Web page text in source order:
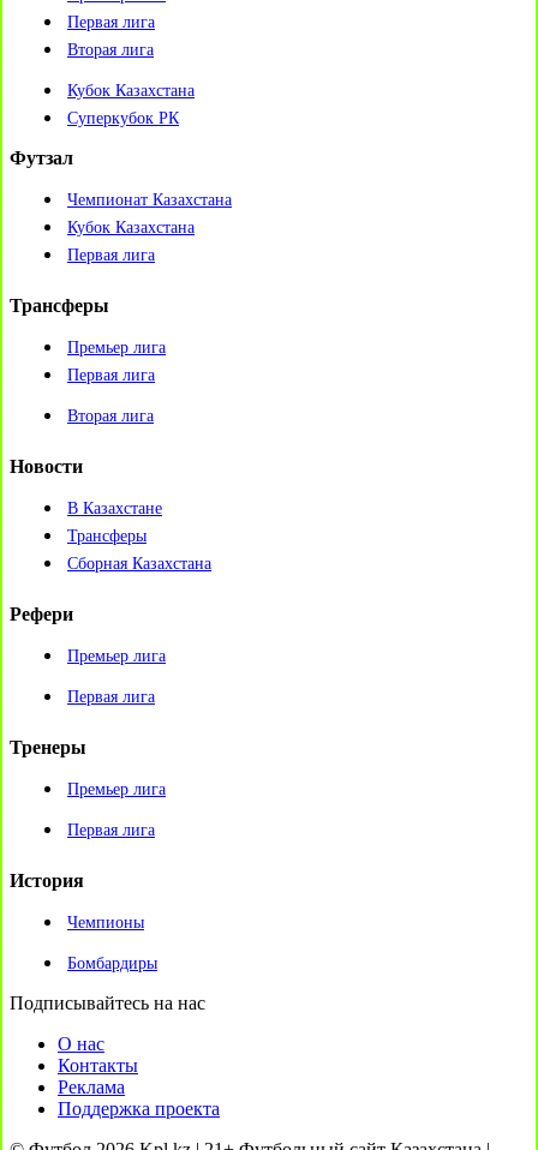
Первая лига
Вторая лига
Кубок Казахстана
Суперкубок РК
Футзал
Чемпионат Казахстана
Кубок Казахстана
Первая лига
Трансферы
Премьер лига
Первая лига
Вторая лига
Новости
В Казахстане
Трансферы
Сборная Казахстана
Рефери
Премьер лига
Первая лига
Тренеры
Премьер лига
Первая лига
История
Чемпионы
Бомбардиры
Подписывайтесь на нас
О нас
Контакты
Реклама
Поддержка проекта